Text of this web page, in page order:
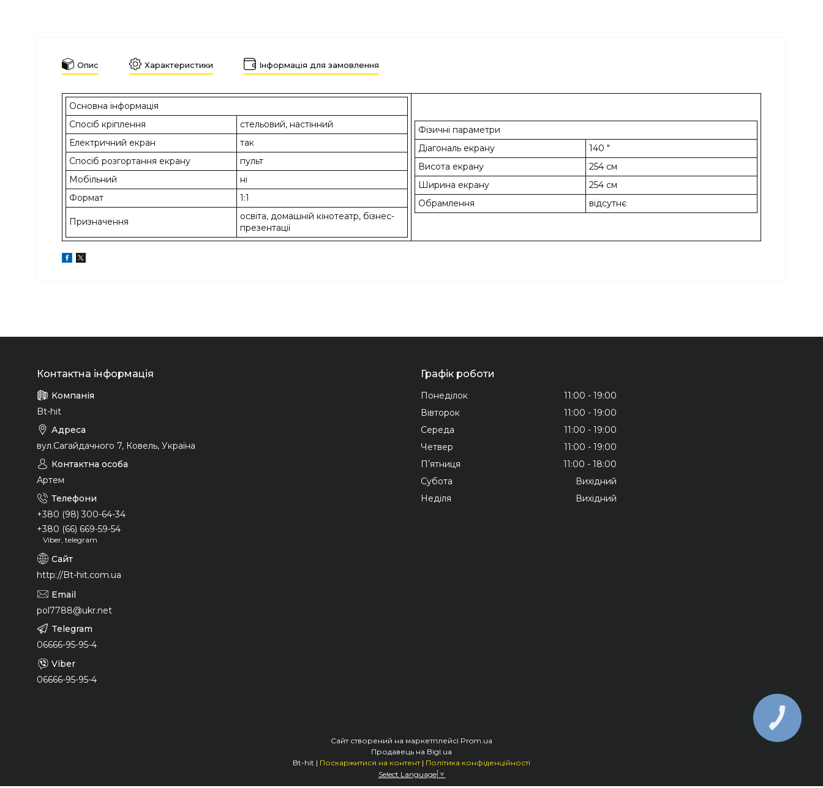
Опис Характеристики Інформація для замовлення
Основна інформація
Спосіб кріплення
стельовий, настінний
Електричний екран
так
Спосіб розгортання екрану
пульт
Мобільний
ні
Формат
1:1
Призначення
освіта, домашній кінотеатр, бізнес-
презентації
Фізичні параметри
Діагональ екрану
140 "
Висота екрану
254 см
Ширина екрану
254 см
Обрамлення
відсутнє
Bt-hit
вул.Сагайдачного 7, Ковель, Україна
Артем
+380 (98) 300-64-34
+380 (66) 669-59-54
Viber, telegram
http://Bt-hit.com.ua
pol7788@ukr.net
06666-95-95-4
06666-95-95-4
Графік роботи
Понеділок 11:00
19:00
Вівторок
11:00
19:00
Середа
11:00
19:00
Четвер
11:00
19:00
Пʼятниця
11:00
18:00
Субота
Вихідний
Неділя
Вихідний
Сайт створений на маркетплейсі Prom.ua
Продавець на Bigl.ua
Bt-hit | Поскаржитися на контент | Політика конфіденційності
Select Language ▼
КНОПКА
ЗВ'ЯЗКУ